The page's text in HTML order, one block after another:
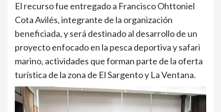
El recurso fue entregado a Francisco Ohttoniel
Cota Avilés, integrante de la organización
beneficiada, y será destinado al desarrollo de un
proyecto enfocado en la pesca deportiva y safari
marino, actividades que forman parte de la oferta
turística de la zona de El Sargento y La Ventana.